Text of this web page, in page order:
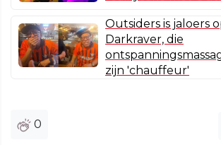
Outsiders is jaloers
Darkraver, die
zijn 'chauffeur'
0